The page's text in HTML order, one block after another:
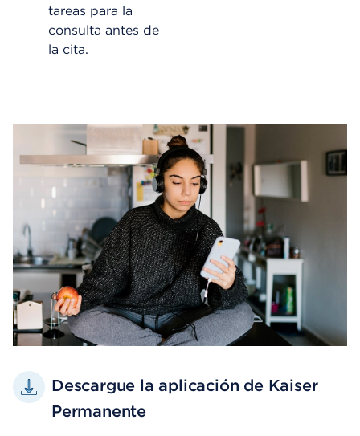
tareas para la
consulta antes de
la cita.
Descargue la aplicación de Kaiser
Permanente